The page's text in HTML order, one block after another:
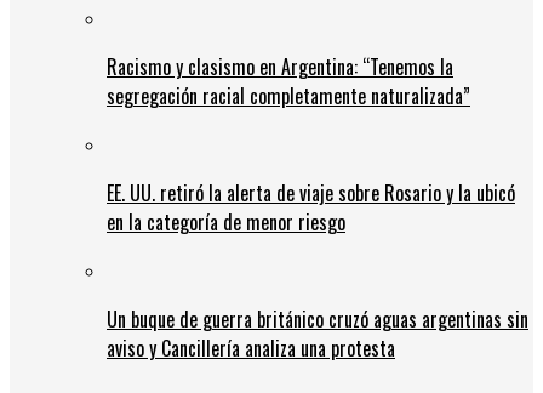
Racismo y clasismo en Argentina: “Tenemos la
segregación racial completamente naturalizada”
EE. UU. retiró la alerta de viaje sobre Rosario y la ubicó
en la categoría de menor riesgo
Un buque de guerra británico cruzó aguas argentinas sin
aviso y Cancillería analiza una protesta